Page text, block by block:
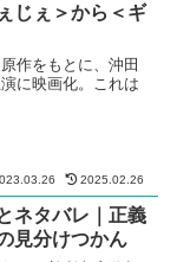
じぇ＞から＜ギ
作をもとに、沖田
に映画化。これは
2025.02.26
ネタバレ｜正義
見分けつかん